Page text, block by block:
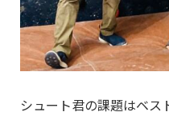
シュート君の課題はベス